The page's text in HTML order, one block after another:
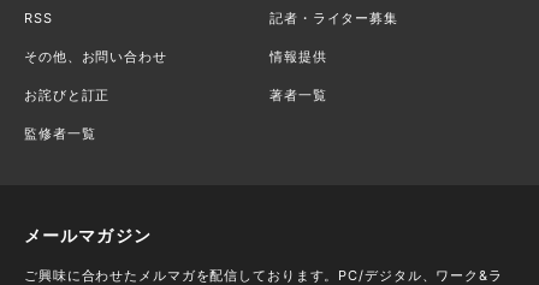
RSS 記者・ライター募集
その他、お問い合わせ 情報提供
お詫びと訂正 著者一覧
監修者一覧
メールマガジン
ご興味に合わせたメルマガを配信しております。PC/デジタル、ワーク&ラ